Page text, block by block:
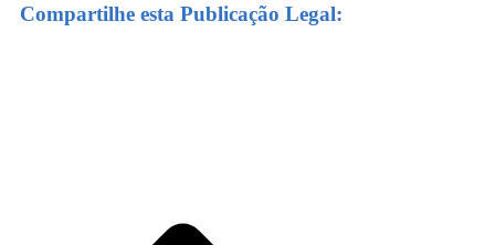
Compartilhe esta Publicação Legal: